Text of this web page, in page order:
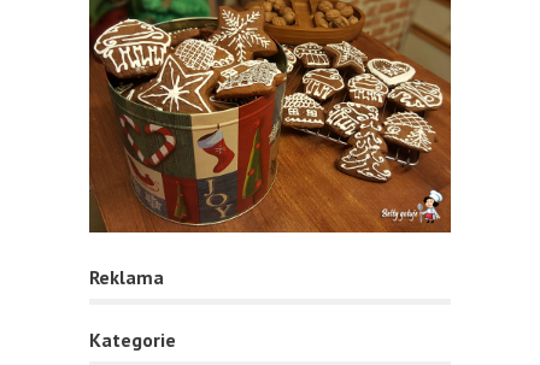
Reklama
Kategorie